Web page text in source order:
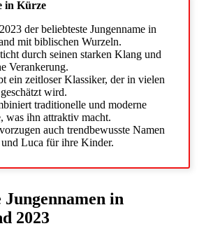
in Kürze
der beliebteste Jungenname in
mit biblischen Wurzeln.
durch seinen starken Klang und
Verankerung.
ein zeitloser Klassiker, der in vielen
wird.
traditionelle und moderne
was ihn attraktiv macht.
auch trendbewusste Namen
Luca für ihre Kinder.
Jungennamen in
2023